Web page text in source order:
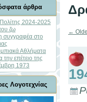
άρθρα
2024-2025
ζω
συγγραφέα στο
Αθλήματα
την επέτειο της
1973
Λογοτεχνίας
←